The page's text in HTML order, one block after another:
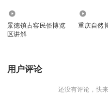
景德镇古窑民俗博览
区讲解
重庆自然
用户评论
还没有评论，快